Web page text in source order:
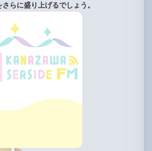
らに盛り上げるでしょう。